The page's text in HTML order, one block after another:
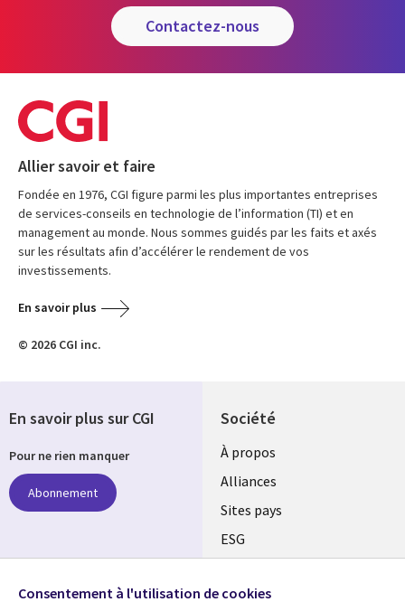
contactez-nous
Allier savoir et faire
Fondée en 1976, CGI figure parmi les plus importantes entreprises
de services-conseils en technologie de l’information (TI) et en
management au monde. Nous sommes guidés par les faits et axés
sur les résultats afin d’accélérer le rendement de vos
investissements.
En savoir plus
© 2026 CGI inc.
Société
À propos
Alliances
Sites pays
ESG
Fusions
En savoir plus sur CGI
Pour ne rien manquer
Abonnement
Suivez-nous
Consentement à l'utilisation de cookies